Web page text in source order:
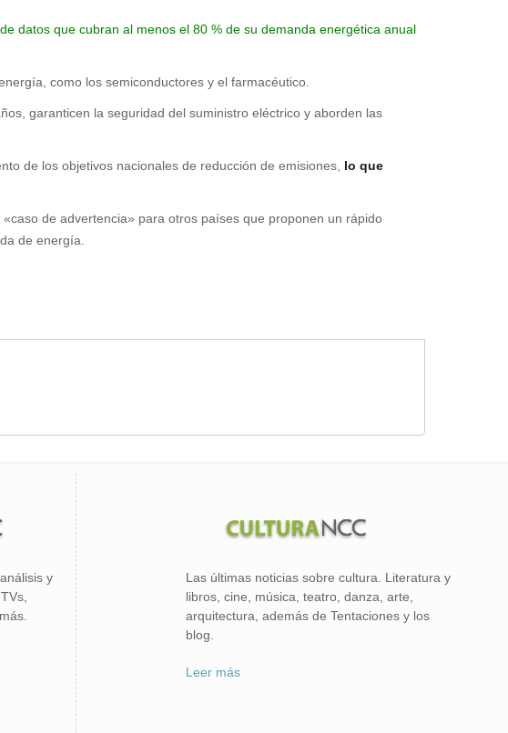
datos que cubran al menos el 80 % de su demanda energética anual
como los semiconductores y el farmacéutico.
garanticen la seguridad del suministro eléctrico y aborden las
de los objetivos nacionales de reducción de emisiones, lo que
de advertencia» para otros países que proponen un rápido
de energía.
y
Las últimas noticias sobre cultura. Literatura y
libros, cine, música, teatro, danza, arte,
arquitectura, además de Tentaciones y los
blog.
Leer más